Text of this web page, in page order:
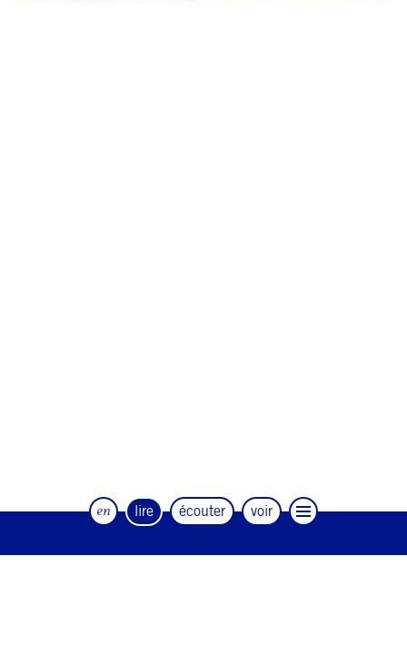
en lire écouter voir